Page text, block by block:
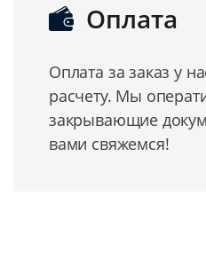
Оплата
Оплата за заказ у
расчету. Мы
закрывающие
вами свяжемся!